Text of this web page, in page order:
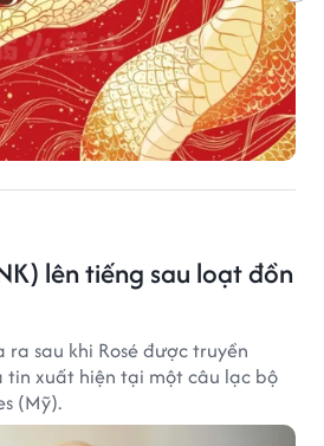
lên tiếng sau loạt đồn
sau khi Rosé được truyền
tin xuất hiện tại một câu lạc bộ
(Mỹ).